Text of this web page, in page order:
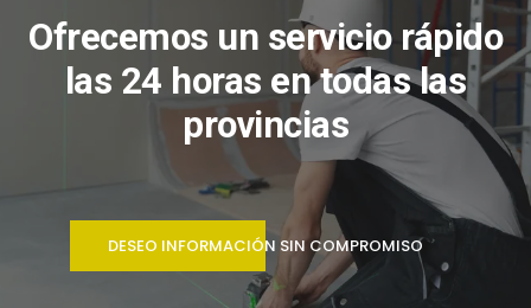
Ofrecemos un servicio rápido
las 24 horas en todas las
provincias
DESEO INFORMACIÓN SIN COMPROMISO